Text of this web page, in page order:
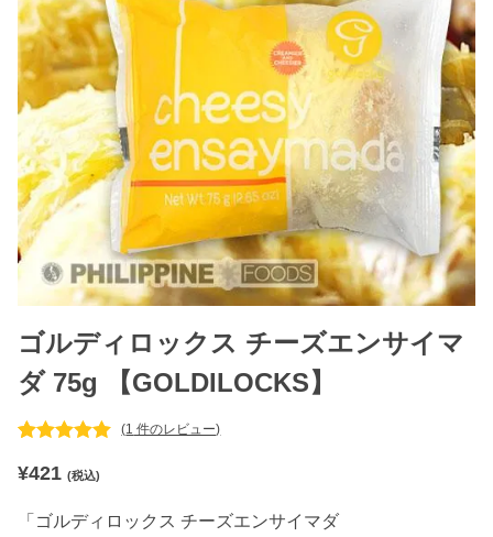
ゴルディロックス チーズエンサイマ
ダ 75g 【GOLDILOCKS】
評価に基づ
価のうち、
5.00点
(1 件のレビュー)
¥421 (税込)
「ゴルディロックス チーズエンサイマダ